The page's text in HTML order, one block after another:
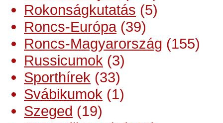
Rokonságkutatás (5)
Roncs-Európa (39)
Roncs-Magyarország (155)
Russicumok (3)
Sporthírek (33)
Svábikumok (1)
Szeged (19)